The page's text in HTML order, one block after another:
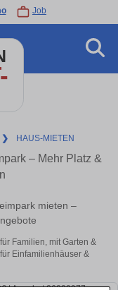
Job
❯ HAUS-MIETEN
– Mehr Platz &
mieten –
Familien, mit Garten &
Einfamilienhäuser &